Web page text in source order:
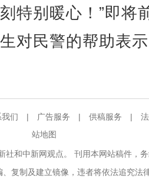
特别暖心！”即将
对民警的帮助表
们 | 广告服务 | 供稿服务 |
站地图
社和中新网观点。 刊用本网站稿件，
复制及建立镜像，违者将依法追究法